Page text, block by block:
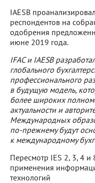
IAESB
респондентов на
одобрения
июне 2019 года.
IFAC и IAESB
глобального
профессионального
в будущую модель,
более широких
актуальности и
Международных
по-прежнему будут
к международному
Пересмотр IES 2, 3, 4 и
применения
технологий